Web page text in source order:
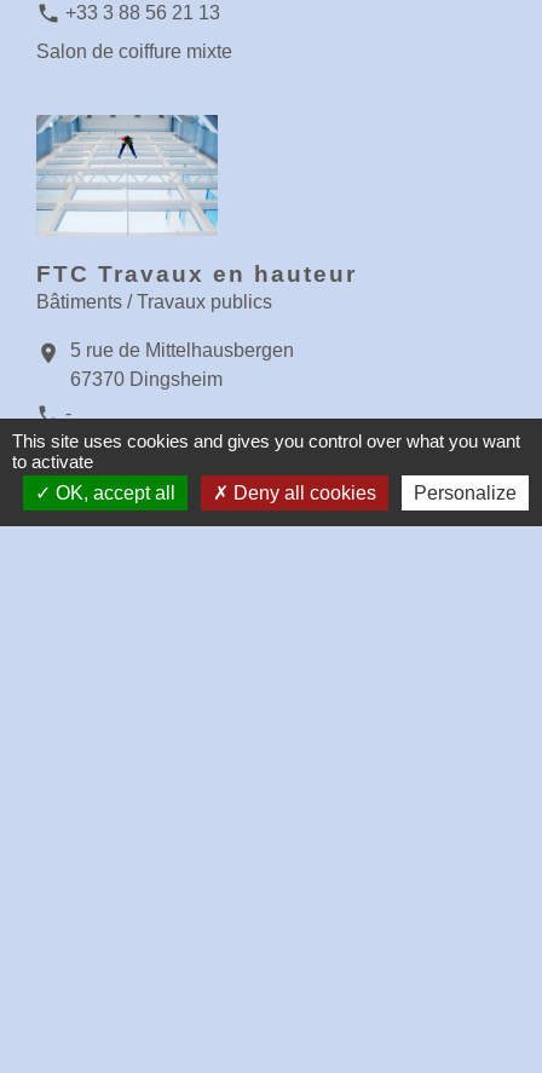
phone +33 3 88 56 21 13
Salon de coiffure mixte
FTC Travaux en hauteur
Bâtiments / Travaux publics
location_on
5 rue de Mittelhausbergen
67370 Dingsheim
phone -
Travaux en hauteur
This site uses cookies and gives you control over what you want
to activate
OK, accept all
Deny all cookies Personalize